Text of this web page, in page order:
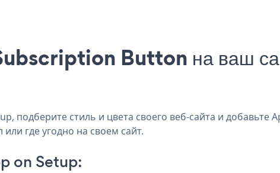
Button на ваш
подберите стиль и цвета своего веб-сайта и добавьте
где угодно на своем сайт.
on Setup: